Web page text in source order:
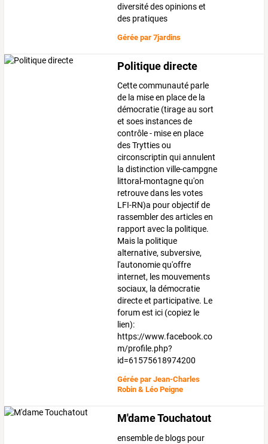
diversité des opinions et
des pratiques
Gérée par7jardins
Politique directe
Cette communauté parle
de la mise en place de la
démocratie (tirage au sort
et soes instances de
contrôle - mise en place
des Trytties ou
circonscriptin qui annulent
la distinction ville-campgne
littoral-montagne qu'on
retrouve dans les votes
LFI-RN)a pour objectif de
rassembler des articles en
rapport avec la politique.
Mais la politique
alternative, subversive,
l'autonomie qu'offre
internet, les mouvements
sociaux, la démocratie
directe et participative. Le
forum est ici (copiez le
lien):
https://www.facebook.co
m/profile.php?
id=61575618974200
Gérée parJean-Charles
Robin & Léo Peigne
M'dame Touchatout
ensemble de blogs pour